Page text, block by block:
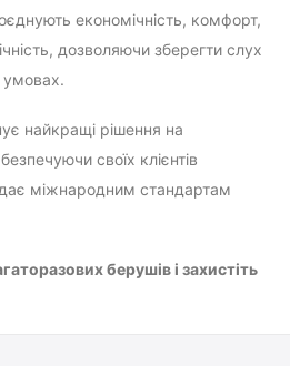
економічність, комфорт,
дозволяючи зберегти слух
умовах.
найкращі рішення на
своїх клієнтів
міжнародним стандартам
берушів і захистіть